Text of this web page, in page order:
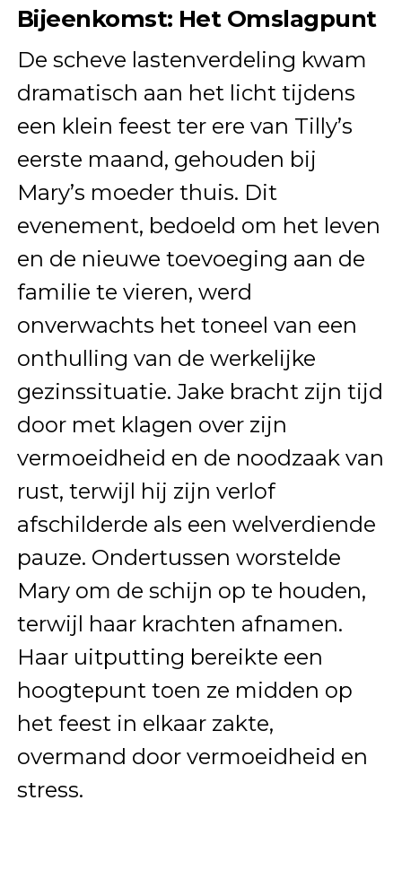
Bijeenkomst: Het Omslagpunt
De scheve lastenverdeling kwam
dramatisch aan het licht tijdens
een klein feest ter ere van Tilly’s
eerste maand, gehouden bij
Mary’s moeder thuis. Dit
evenement, bedoeld om het leven
en de nieuwe toevoeging aan de
familie te vieren, werd
onverwachts het toneel van een
onthulling van de werkelijke
gezinssituatie. Jake bracht zijn tijd
door met klagen over zijn
vermoeidheid en de noodzaak van
rust, terwijl hij zijn verlof
afschilderde als een welverdiende
pauze. Ondertussen worstelde
Mary om de schijn op te houden,
terwijl haar krachten afnamen.
Haar uitputting bereikte een
hoogtepunt toen ze midden op
het feest in elkaar zakte,
overmand door vermoeidheid en
stress.